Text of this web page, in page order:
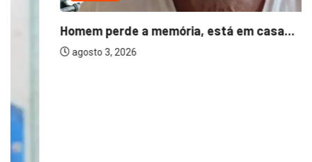
Homem perde a memória, está em casa...
agosto 3, 2026